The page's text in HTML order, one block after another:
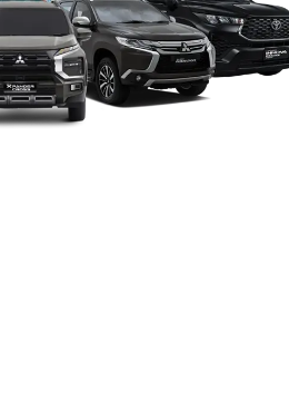
dibekali mesin bertenaga,
Hal ini membuat
terasa lebih aman dan
terbaru, penyedia rental
sering kali melibatkan
destinasi wisata religi,